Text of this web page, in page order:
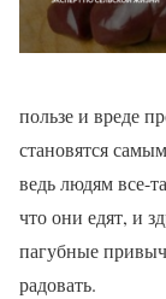
пользе и вреде
становятся
ведь людям все-
что они едят, и
пагубные
радовать.